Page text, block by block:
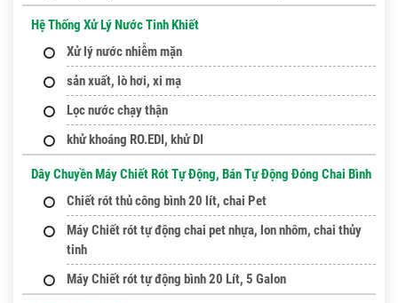
Hệ Thống Xử Lý Nước Tinh Khiết
Xử lý nước nhiễm mặn
sản xuất, lò hơi, xi mạ
Lọc nước chạy thận
khử khoáng RO.EDI, khử DI
Dây Chuyền Máy Chiết Rót Tự Động, Bán Tự Động Đóng Chai Bình
Chiết rót thủ công bình 20 lít, chai Pet
Máy Chiết rót tự động chai pet nhựa, lon nhôm, chai thủy
tinh
Máy Chiết rót tự động bình 20 Lít, 5 Galon